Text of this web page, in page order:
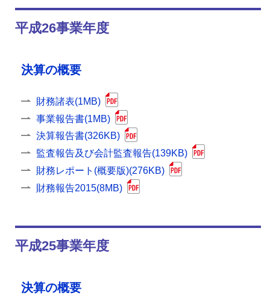
平成26事業年度
決算の概要
財務諸表(1MB)
事業報告書(1MB)
決算報告書(326KB)
監査報告及び会計監査報告(139KB)
財務レポート(概要版)(276KB)
財務報告2015(8MB)
平成25事業年度
決算の概要